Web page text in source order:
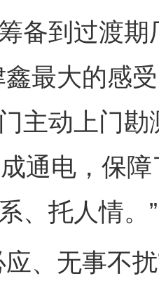
到过渡期
鑫最大的感
主动上门
通电，保
、托人情。”
无事不扰